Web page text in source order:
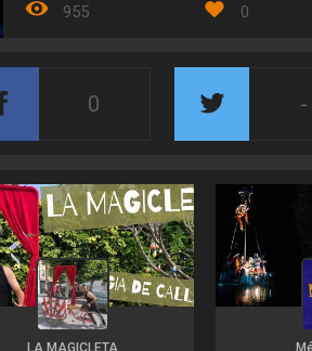
955 0
0 -
LA MAGICLETA